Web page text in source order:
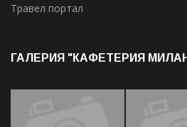
Травел портал
ГАЛЕРИЯ "КАФЕТЕРИЯ